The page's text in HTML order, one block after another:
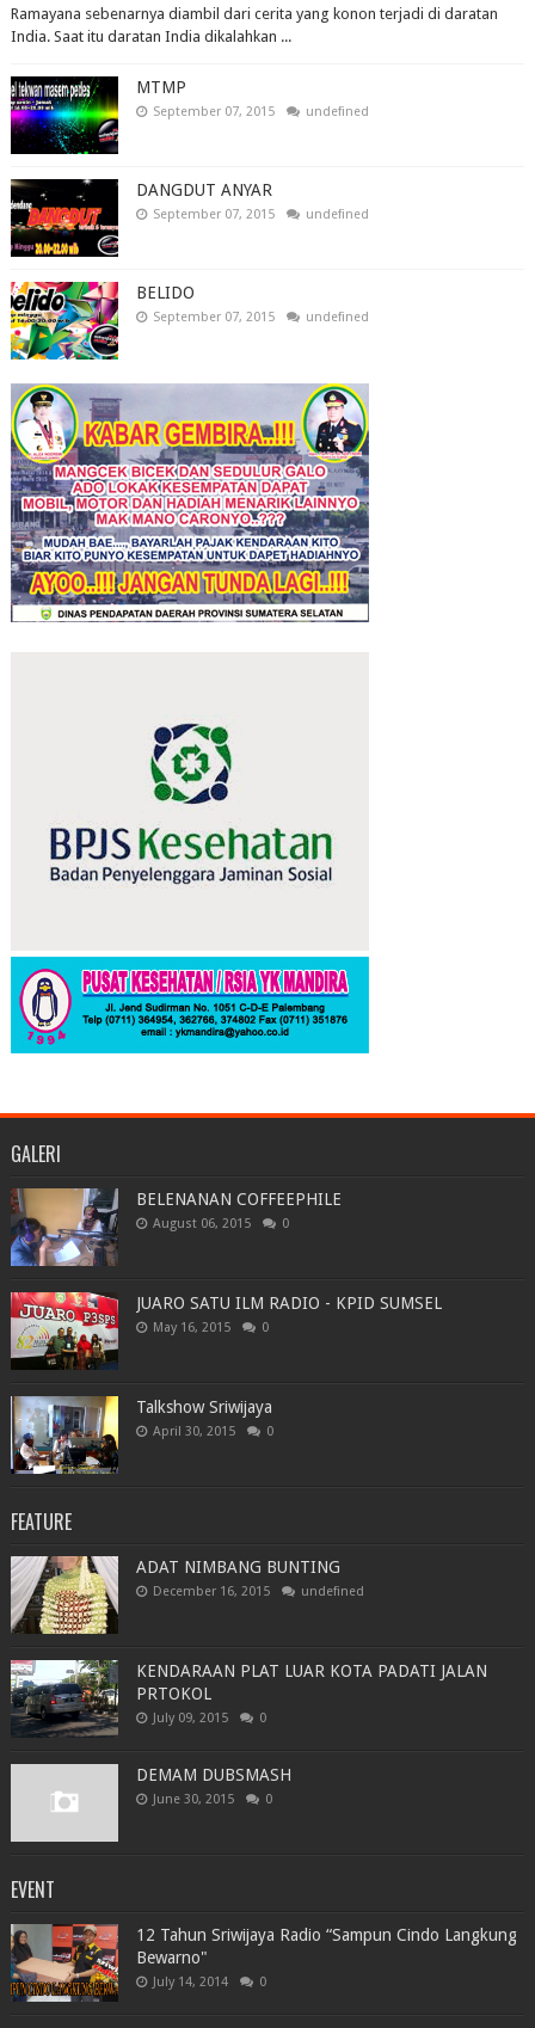
Ramayana sebenarnya diambil dari cerita yang konon terjadi di daratan
India. Saat itu daratan India dikalahkan ...
MTMP
September 07, 2015 undefined
DANGDUT ANYAR
September 07, 2015 undefined
BELIDO
September 07, 2015 undefined
GALERI
BELENANAN COFFEEPHILE
August 06, 2015 0
JUARO SATU ILM RADIO - KPID SUMSEL
May 16, 2015 0
Talkshow Sriwijaya
April 30, 2015 0
FEATURE
ADAT NIMBANG BUNTING
December 16, 2015 undefined
KENDARAAN PLAT LUAR KOTA PADATI JALAN
PRTOKOL
July 09, 2015 0
DEMAM DUBSMASH
June 30, 2015 0
EVENT
12 Tahun Sriwijaya Radio “Sampun Cindo Langkung
Bewarno"
July 14, 2014 0